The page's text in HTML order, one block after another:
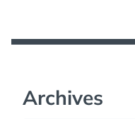
Archives